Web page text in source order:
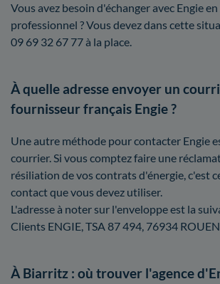
Vous avez besoin d'échanger avec Engie
professionnel ? Vous devez dans cette
09 69 32 67 77 à la place.
À quelle adresse envoyer un
fournisseur français Engie ?
Une autre méthode pour contacter Engie
courrier. Si vous comptez faire une
résiliation de vos contrats d'énergie, c'est
contact que vous devez utiliser.
L'adresse à noter sur l'enveloppe est la
Clients ENGIE, TSA 87 494, 76934
À Biarritz : où trouver l'agence